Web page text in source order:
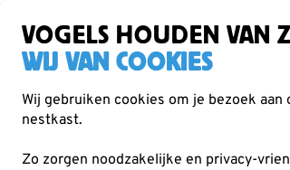
VOGELS HOUDEN VAN
WIJ VAN COOKIES
Wij gebruiken cookies om je bezoek
nestkast.
Zo zorgen noodzakelijke en privacy-
Verrekijkers Vogelvoer